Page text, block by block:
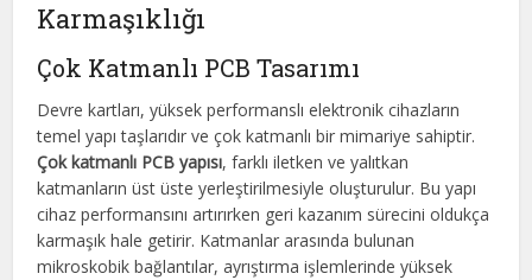
Karmaşıklığı
Çok Katmanlı PCB Tasarımı
Devre kartları, yüksek performanslı elektronik cihazların
temel yapı taşlarıdır ve çok katmanlı bir mimariye sahiptir.
Çok katmanlı PCB yapısı, farklı iletken ve yalıtkan
katmanların üst üste yerleştirilmesiyle oluşturulur. Bu yapı
cihaz performansını artırırken geri kazanım sürecini oldukça
karmaşık hale getirir. Katmanlar arasında bulunan
mikroskobik bağlantılar, ayrıştırma işlemlerinde yüksek